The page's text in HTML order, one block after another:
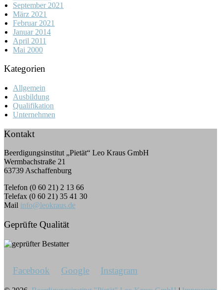
September 2021
März 2021
Februar 2021
Januar 2014
April 2011
Mai 2000
Kategorien
Allgemein
Ausbildung
Qualifikation
Unternehmen
Kontakt
Beerdigungsinstitut „Pietät“ Leo Kraus GmbH
Wermbachstraße 21
63739 Aschaffenburg
Telefon (0 60 21) 2 13 66
Telefax (0 60 21) 35 41 30
Mail info@leokraus.de
Geprüfte Qualität
Facebook Google Instagram